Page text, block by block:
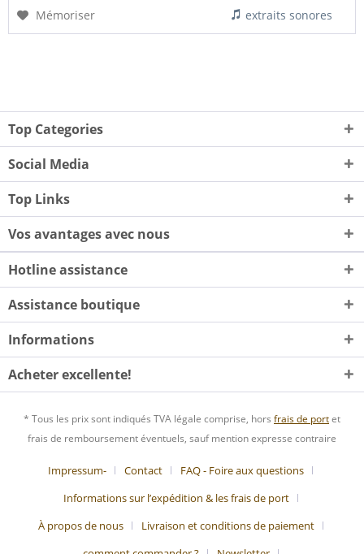
Mémoriser
extraits sonores
Top Categories
Social Media
Top Links
Vos avantages avec nous
Hotline assistance
Assistance boutique
Informations
Acheter excellente!
* Tous les prix sont indiqués TVA légale comprise, hors frais de portet
frais de remboursement éventuels, sauf mention expresse contraire
Impressum- Contact
FAQ - Foire aux questions
Informations sur l’expédition & les frais de port
À propos de nous
Livraison et conditions de paiement